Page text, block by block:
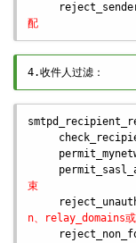
配
4.收件人过滤：
束
n、relay_domains